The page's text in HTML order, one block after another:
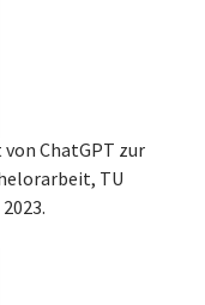
ChatGPT zur
TU